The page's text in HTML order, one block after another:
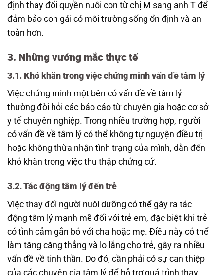
định thay đổi quyền nuôi con từ chị M sang anh T để
đảm bảo con gái có môi trường sống ổn định và an
toàn hơn.
3. Những vướng mắc thực tế
3.1. Khó khăn trong việc chứng minh vấn đề tâm lý
Việc chứng minh một bên có vấn đề về tâm lý
thường đòi hỏi các báo cáo từ chuyên gia hoặc cơ sở
y tế chuyên nghiệp. Trong nhiều trường hợp, người
có vấn đề về tâm lý có thể không tự nguyện điều trị
hoặc không thừa nhận tình trạng của mình, dẫn đến
khó khăn trong việc thu thập chứng cứ.
3.2.Tác động tâm lý đến trẻ
Việc thay đổi người nuôi dưỡng có thể gây ra tác
động tâm lý mạnh mẽ đối với trẻ em, đặc biệt khi trẻ
có tình cảm gắn bó với cha hoặc mẹ. Điều này có thể
làm tăng căng thẳng và lo lắng cho trẻ, gây ra nhiều
vấn đề về tinh thần. Do đó, cần phải có sự can thiệp
của các chuyên gia tâm lý để hỗ trợ quá trình thay